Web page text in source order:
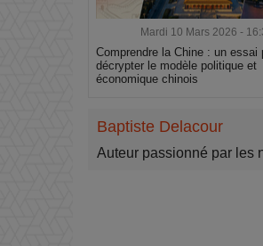
Mardi 10 Mars 2026 -
Comprendre la Chine : un essai
décrypter le modèle politique et
économique chinois
Baptiste Delacour
Auteur passionné par les